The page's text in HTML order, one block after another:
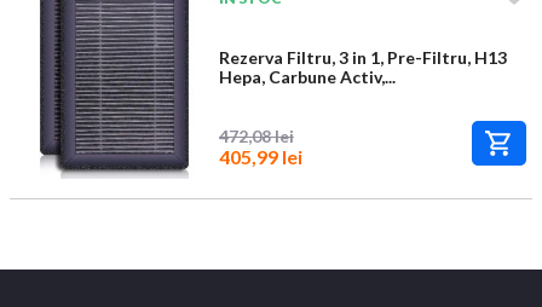
Rezerva Filtru, 3 in 1, Pre-Filtru, H13
Hepa, Carbune Activ,...
472,08 lei
405,99 lei